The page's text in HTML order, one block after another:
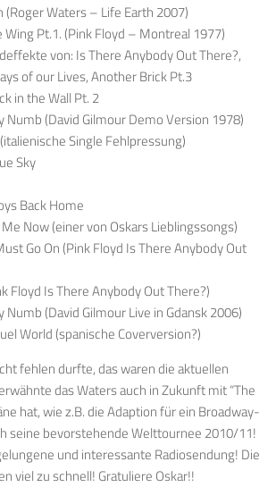
(Roger Waters – Life Earth 2007)
Wing Pt.1. (Pink Floyd – Montreal 1977)
von: Is There Anybody Out There?,
of our Lives, Another Brick Pt.3
in the Wall Pt. 2
Numb (David Gilmour Demo Version 1978)
Single Fehlpressung)
Sky
Back Home
Now (einer von Oskars Lieblingssongs)
Go On (Pink Floyd Is There Anybody Out
Floyd Is There Anybody Out There?)
Numb (David Gilmour Live in Gdansk 2006)
World (spanische Coverversion?)
fehlen durfte, das waren die aktuellen
das Waters auch in Zukunft mit “The
hat, wie z.B. die Adaption für ein Broadway-
seine bevorstehende Welttournee 2010/11!
und interessante Radiosendung! Die
viel zu schnell! Gratuliere Oskar!!